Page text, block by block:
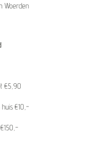
Woerden
€5,90
€10,-